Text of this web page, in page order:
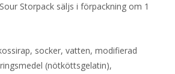
Storpack säljs i förpackning om 1
socker, vatten, modifierad
(nötköttsgelatin),